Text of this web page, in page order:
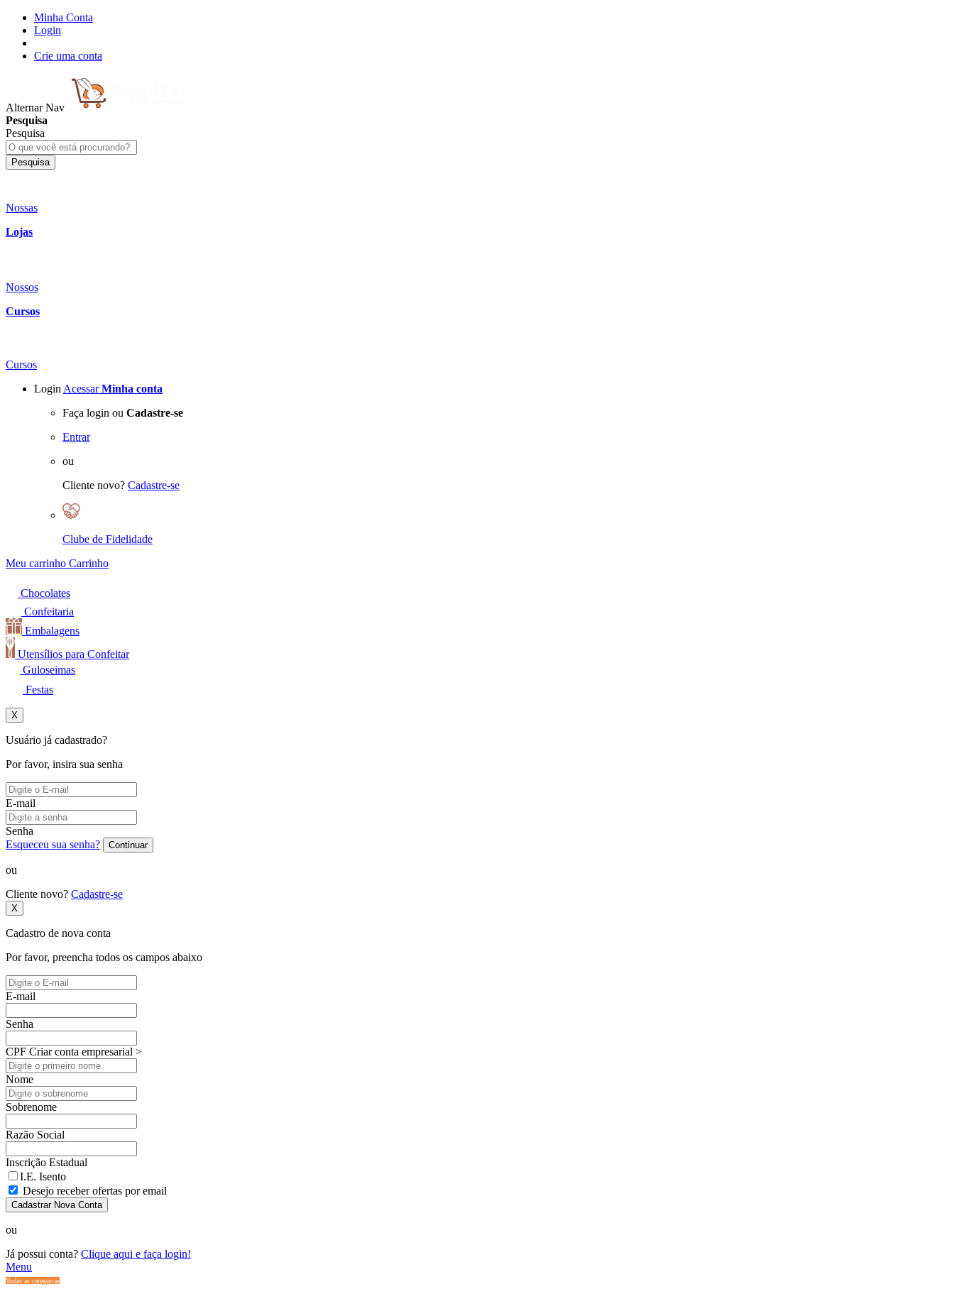
Minha Conta
Login
Crie uma conta
Alternar Nav
Pesquisa
Pesquisa
Pesquisa
Nossas
Lojas
Nossos
Cursos
Cursos
Login Acessar Minha conta
Faça login ou Cadastre-se
Entrar
ou
Cliente novo? Cadastre-se
Clube de Fidelidade
Meu carrinho Carrinho
Chocolates
Confeitaria
Embalagens
Utensílios para Confeitar
Guloseimas
Festas
X
Usuário já cadastrado?
Por favor, insira sua senha
E-mail
Senha
Esqueceu sua senha?
Continuar
ou
Cliente novo? Cadastre-se
X
Cadastro de nova conta
Por favor, preencha todos os campos abaixo
E-mail
Senha
CPF Criar conta empresarial >
Nome
Sobrenome
Razão Social
Inscrição Estadual
I.E. Isento
Desejo receber ofertas por email
Cadastrar Nova Conta
ou
Já possui conta? Clique aqui e faça login!
Menu
Todas as categorias